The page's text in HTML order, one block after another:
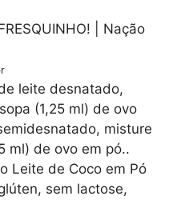
leite desnatado,
(1,25 ml) de ovo
misture
ml) de ovo em pó..
Leite de Coco em Pó
sem lactose,